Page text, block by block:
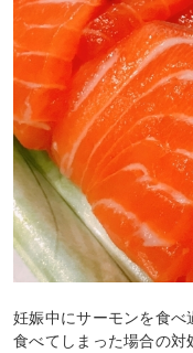
妊娠中にサーモンを食べ
食べてしまった場合の対